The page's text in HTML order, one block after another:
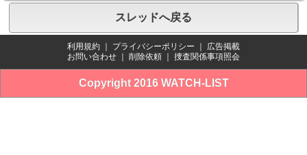
スレッドへ戻る
利用規約 プライバシーポリシー
広告掲載
お問い合わせ
削除依頼 捜査関係事項照会
Copyright 2016 WATCH-LIST